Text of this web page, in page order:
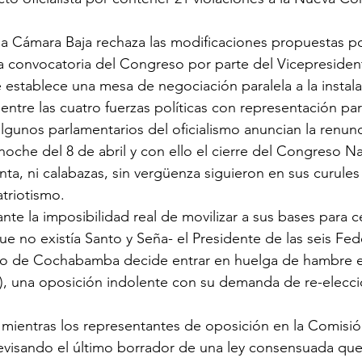
Cámara Baja rechaza las modificaciones propuestas
convocatoria del Congreso por parte del
una mesa de negociación paralela a la
las cuatro fuerzas políticas con representación
parlamentarios del oficialismo anuncian la
del 8 de abril y con ello el cierre del Congreso
ni calabazas, sin vergüenza siguieron en sus
la imposibilidad real de movilizar a sus bases para
no existía Santo y Seña- el Presidente de las seis
de Cochabamba decide entrar en huelga de hambre
una oposición indolente con su demanda de re-
los representantes de oposición en la
el último borrador de una ley consensuada